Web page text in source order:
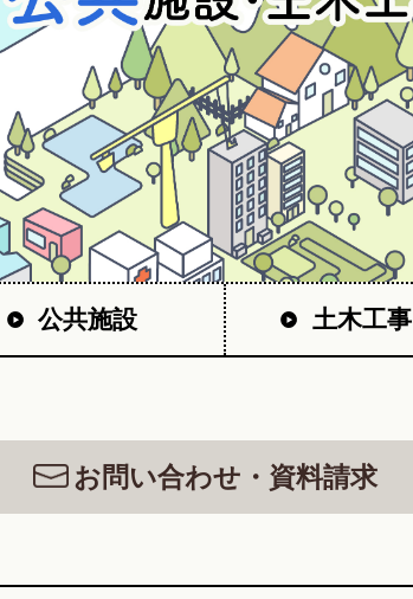
公共施設 土木工事
お問い合わせ・資料請求